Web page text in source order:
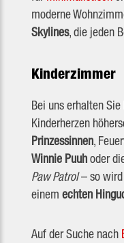
moderne
Skylines, die jeden
Kinderzimmer
Bei uns erhalten
Kinderherzen
Prinzessinnen,
Winnie Puuhoder
Paw Patrol– so wird
einem echten
Auf der Suche nach